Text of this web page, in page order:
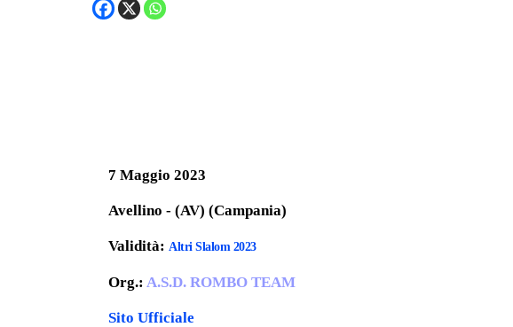
7 Maggio 2023
Avellino - (AV) (Campania)
Validità: Altri Slalom 2023
Org.: A.S.D. ROMBO TEAM
Sito Ufficiale